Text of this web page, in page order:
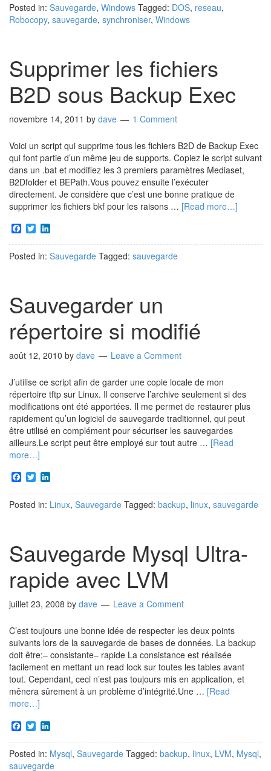
Posted in: Sauvegarde, Windows Tagged: DOS, reseau,
Robocopy, sauvegarde, synchroniser, Windows
Supprimer les fichiers
B2D sous Backup Exec
novembre 14, 2011 by dave 1 Comment
Voici un script qui supprime tous les fichiers B2D de Backup Exec
qui font partie d’un même jeu de supports. Copiez le script suivant
dans un .bat et modifiez les 3 premiers paramètres Mediaset,
B2Dfolder et BEPath.Vous pouvez ensuite l’exécuter
directement. Je considère que c’est une bonne pratique de
supprimer les fichiers bkf pour les raisons … [Read more…]
Facebook
Twitter
Posted in: Sauvegarde Tagged: sauvegarde
Sauvegarder un
répertoire si modifié
août 12, 2010 by dave Leave a Comment
J’utilise ce script afin de garder une copie locale de mon
répertoire tftp sur Linux. Il conserve l’archive seulement si des
modifications ont été apportées. Il me permet de restaurer plus
rapidement qu’un logiciel de sauvegarde traditionnel, qui peut
être utilisé en complément pour sécuriser les sauvegardes
ailleurs.Le script peut être employé sur tout autre … [Read
more…]
Facebook
Twitter
Posted in: Linux, Sauvegarde Tagged: backup, linux, sauvegarde
Sauvegarde Mysql Ultra-
rapide avec LVM
juillet 23, 2008 by dave Leave a Comment
C’est toujours une bonne idée de respecter les deux points
suivants lors de la sauvegarde de bases de données. La backup
doit être:– consistante– rapide La consistance est réalisée
facilement en mettant un read lock sur toutes les tables avant
tout. Cependant, ceci n’est pas toujours mis en application, et
mênera sûrement à un problème d’intégrité.Une … [Read
more…]
Facebook
Twitter
Posted in: Mysql, Sauvegarde Tagged: backup, linux, LVM, Mysql,
sauvegarde